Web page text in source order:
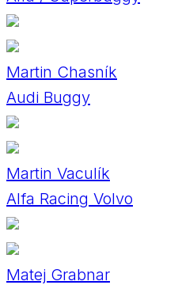
Martin Chasník
Audi Buggy
Martin Vaculík
Alfa Racing Volvo
Matej Grabnar